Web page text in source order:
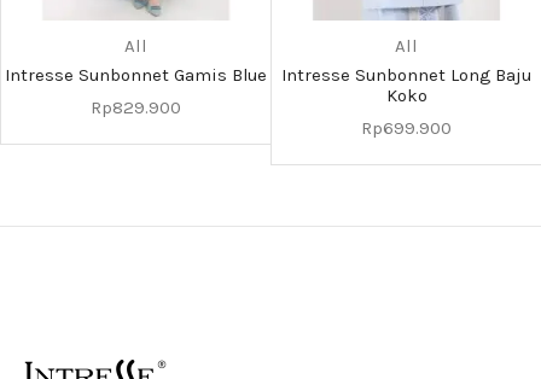
All
Intresse Sunbonnet Gamis Blue
Rp829.900
All
Intresse Sunbonnet Long Baju
Koko
Rp699.900